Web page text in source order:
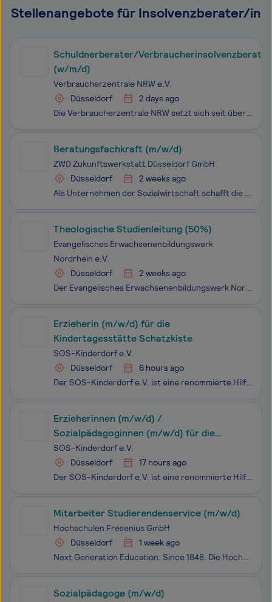
Stellenangebote für Insolvenzberater/in
Schuldnerberater/Verbraucherinsolvenzberater
(w/m/d)
Verbraucherzentrale NRW e.V.
Düsseldorf
2 days ago
Die Verbraucherzentrale NRW setzt sich seit über 65 Jahren vielseitig für die Interessen und Themen der Verbraucher:innen ein. Als unabhängige und zuverlässige Organisation informieren und beraten wir zu den Fragen des Verbraucheralltags und unterstützen Verbraucher:innen bei der Durchsetzung ihrer
Beratungsfachkraft (m/w/d)
ZWD Zukunftswerkstatt Düsseldorf GmbH
Düsseldorf
2 weeks ago
Als Unternehmen der Sozialwirtschaft schafft die ZWD berufliche Perspektiven und wirkt an der Lösung ge­sell­schaftlicher Probleme mit. In der Beratungsstelle Er­werbslosigkeit und Arbeit erhalten Ratsuchende Bera­tung bei sozialrechtlichen Fragestellungen. Im i-Punkt Arbeit Rath finden Langzeitarbe
Theologische Studienleitung (50%)
Evangelisches Erwachsenenbildungswerk
Nordrhein e.V.
Düsseldorf
2 weeks ago
Der Evangelisches Erwachsenenbildungswerk Nordrhein e.V. ist ein anerkannter Träger der Weiterbildung in Nordrhein-Westfalen. Zum 01.03.2027 suchen wir für die Stelle (50%) einer pädagogisch qualifizierten Theologischen Studienleitung in unserer Geschäfts- und Studienstelle in Düsseldorf eine*n Theo
Erzieherin (m/w/d) für die
Kindertagesstätte Schatzkiste
SOS-Kinderdorf e.V.
Düsseldorf
6 hours ago
Der SOS-Kinderdorf e.V. ist eine renommierte Hilfsorganisation und ein freier, gemeinnütziger Träger der Kinder- und Jugendhilfe mit 38 Einrichtungen im gesamten Bundesgebiet und rund 5.200 Mitarbeiterinnen und Mitarbeitern.Das SOS-Kinderdorf Düsseldorf ist seit 2009 mit verschiedenen Angeboten für
Erzieherinnen (m/w/d) /
Sozialpädagoginnen (m/w/d) für die
Geschwisterwohngruppe
SOS-Kinderdorf e.V.
Düsseldorf
17 hours ago
Der SOS-Kinderdorf e.V. ist eine renommierte Hilfsorganisation und ein freier, gemeinnütziger Träger der Kinder- und Jugendhilfe mit 38 Einrichtungen im gesamten Bundesgebiet und rund 5.200 Mitarbeiterinnen und Mitarbeitern.Das SOS-Kinderdorf Düsseldorf ist eine Einrichtung des bundesweit etablierte
Mitarbeiter Studierendenservice (m/w/d)
Hochschulen Fresenius GmbH
Düsseldorf
1 week ago
Next Generation Education. Since 1848. Die Hochschule Fresenius ist Teil der Carl Remigius Fresenius Education Group und zählt zu den größten und renommiertesten privaten Hochschulen des Landes. Die Hochschule bietet 120 innovative Bachelor- und Masterstudiengänge sowie Aus- und Weiterbildungen
Sozialpädagoge (m/w/d)